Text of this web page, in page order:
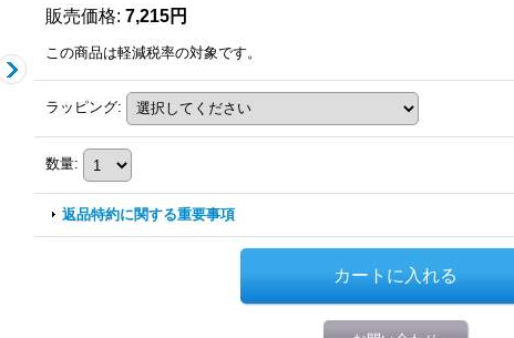
販売価格: 7,215円
この商品は軽減税率の対象です。
ラッピング:
数量:
返品特約に関する重要事項